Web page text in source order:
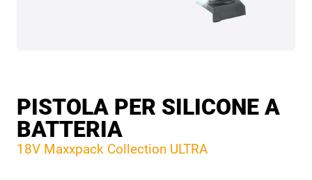
PISTOLA PER SILICONE A
BATTERIA
18V Maxxpack Collection ULTRA